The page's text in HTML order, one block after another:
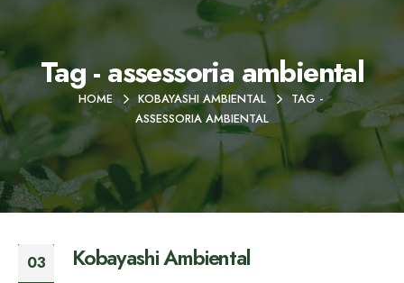
Tag - assessoria ambiental
HOME KOBAYASHI AMBIENTAL
TAG -
ASSESSORIA AMBIENTAL
03 Kobayashi Ambiental